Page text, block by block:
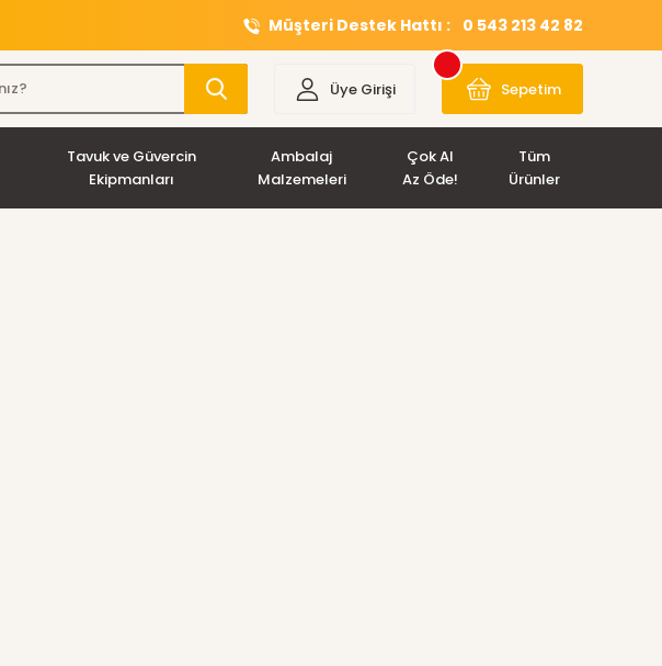
Müşteri Destek Hattı : 0 543 213 42 82
Üye Girişi Sepetim
Tavuk ve Güvercin
Ekipmanları
Ambalaj
Malzemeleri
Çok Al
Az Öde!
Tüm
Ürünler